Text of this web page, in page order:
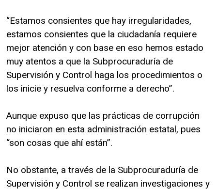
“Estamos consientes que hay irregularidades,
estamos consientes que la ciudadanía requiere
mejor atención y con base en eso hemos estado
muy atentos a que la Subprocuraduría de
Supervisión y Control haga los procedimientos o
los inicie y resuelva conforme a derecho”.
Aunque expuso que las prácticas de corrupción
no iniciaron en esta administración estatal, pues
“son cosas que ahí están”.
No obstante, a través de la Subprocuraduría de
Supervisión y Control se realizan investigaciones y